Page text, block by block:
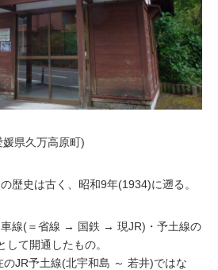
県久万高原町)
歴史は古く、昭和9年(1934)に遡る。
車線(＝省線 → 国鉄 → 現JR)・予土線の
て開通したもの。
JR予土線(北宇和島 ～ 若井)ではな